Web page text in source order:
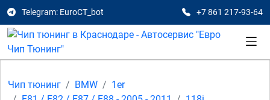
Telegram: EuroCT_bot +7 861 217-93-64
Чип тюнинг BMW
1er